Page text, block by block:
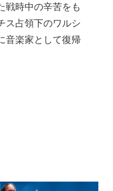
戦時中の辛苦をも
ス占領下のワルシ
音楽家として復帰